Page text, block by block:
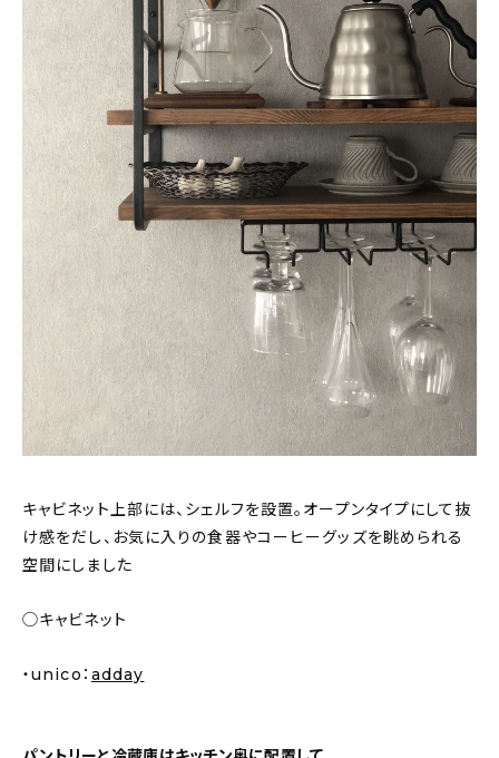
キャビネット上部には、シェルフを設置。オープンタイプにして抜
け感をだし、お気に入りの食器やコーヒーグッズを眺められる
空間にしました
◯キャビネット
・unico： adday